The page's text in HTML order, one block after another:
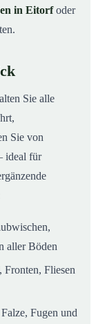
in Eitorfoder
Sie alle
Sie von
ideal für
aller Böden
Fronten, Fliesen
Fugen und